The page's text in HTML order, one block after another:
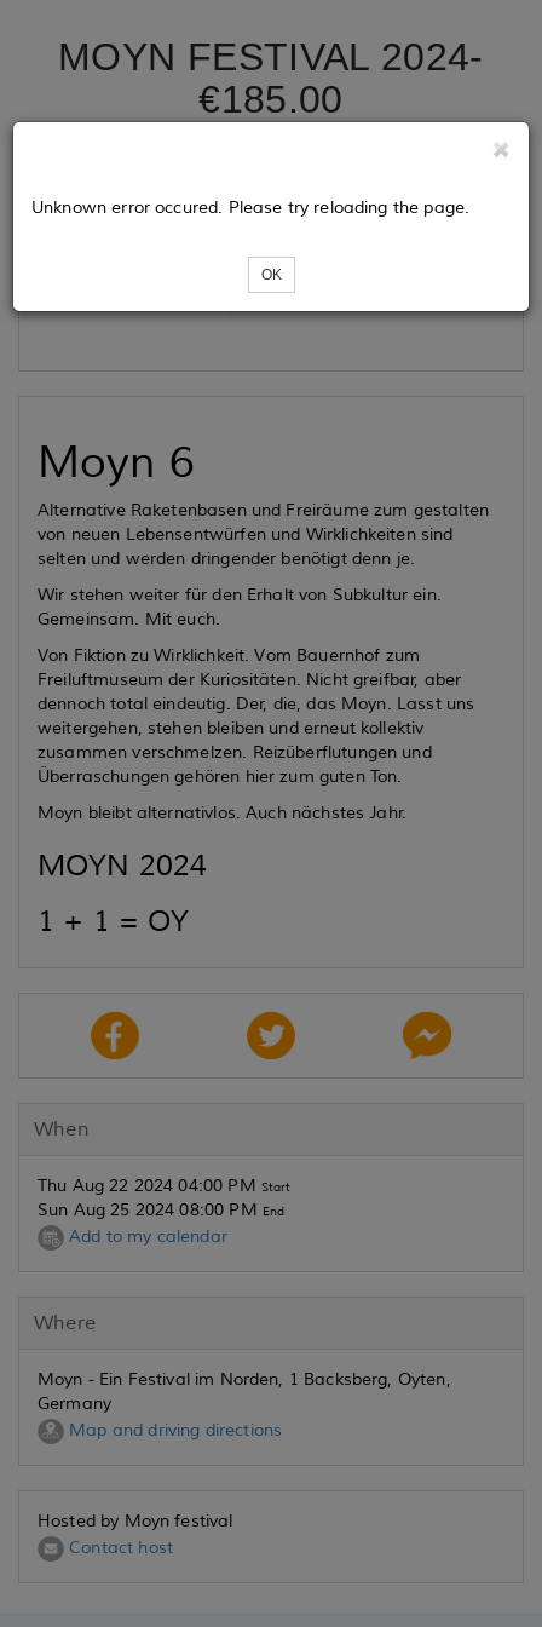
MOYN FESTIVAL 2024-
€185.00
Loading...
Unknown error occured. Please try reloading the page.
OK
Moyn 6
Alternative Raketenbasen und Freiräume zum gestalten
von neuen Lebensentwürfen und Wirklichkeiten sind
selten und werden dringender benötigt denn je.
Wir stehen weiter für den Erhalt von Subkultur ein.
Gemeinsam. Mit euch.
Von Fiktion zu Wirklichkeit. Vom Bauernhof zum
Freiluftmuseum der Kuriositäten. Nicht greifbar, aber
dennoch total eindeutig. Der, die, das Moyn. Lasst uns
weitergehen, stehen bleiben und erneut kollektiv
zusammen verschmelzen. Reizüberflutungen und
Überraschungen gehören hier zum guten Ton.
Moyn bleibt alternativlos. Auch nächstes Jahr.
MOYN 2024
1 + 1 = OY
When
Thu Aug 22 2024 04:00 PM Start
Sun Aug 25 2024 08:00 PM End
Add to my calendar
Where
Moyn - Ein Festival im Norden, 1 Backsberg, Oyten,
Germany
Map and driving directions
Hosted by Moyn festival
Contact host